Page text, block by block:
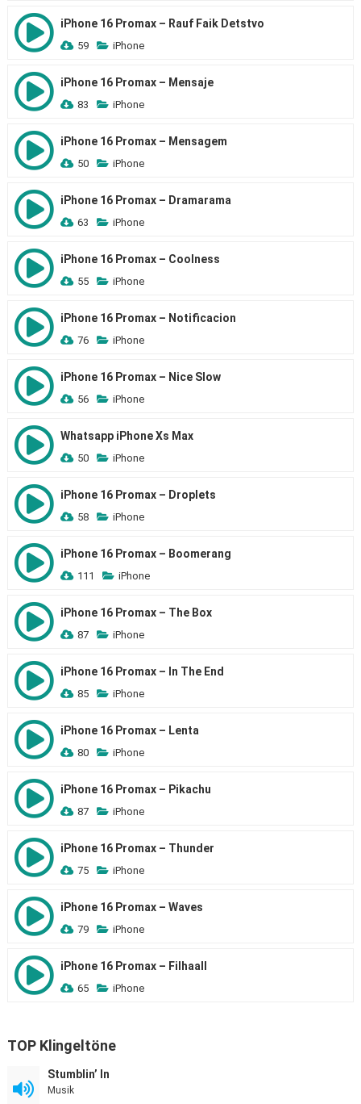
iPhone 16 Promax – Rauf Faik Detstvo
59 iPhone
iPhone 16 Promax – Mensaje
83 iPhone
iPhone 16 Promax – Mensagem
50 iPhone
iPhone 16 Promax – Dramarama
63 iPhone
iPhone 16 Promax – Coolness
55 iPhone
iPhone 16 Promax – Notificacion
76 iPhone
iPhone 16 Promax – Nice Slow
56 iPhone
Whatsapp iPhone Xs Max
50 iPhone
iPhone 16 Promax – Droplets
58 iPhone
iPhone 16 Promax – Boomerang
111 iPhone
iPhone 16 Promax – The Box
87 iPhone
iPhone 16 Promax – In The End
85 iPhone
iPhone 16 Promax – Lenta
80 iPhone
iPhone 16 Promax – Pikachu
87 iPhone
iPhone 16 Promax – Thunder
75 iPhone
iPhone 16 Promax – Waves
79 iPhone
iPhone 16 Promax – Filhaall
65 iPhone
TOP Klingeltöne
Stumblin’ In
Musik